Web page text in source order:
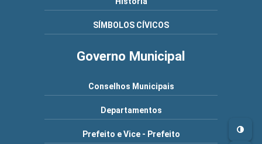
SÍMBOLOS CÍVICOS
Governo Municipal
Conselhos Municipais
Departamentos
Prefeito e Vice - Prefeito